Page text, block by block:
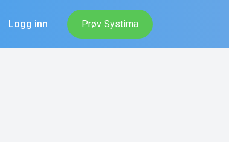
Logg inn Prøv Systima